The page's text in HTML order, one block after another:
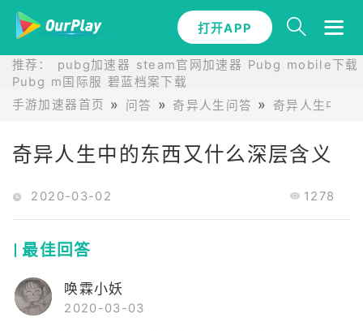
打开APP
推荐： pubg加速器 steam官网加速器 Pubg mobile下载
Pubg m国际服 碧蓝档案下载
手游加速器首页
问答 奇异人生问答 奇异人生中的
奇异人生中的东西又什么深层含义
2020-03-02 1278
最佳回答
唤霖小妖
2020-03-03